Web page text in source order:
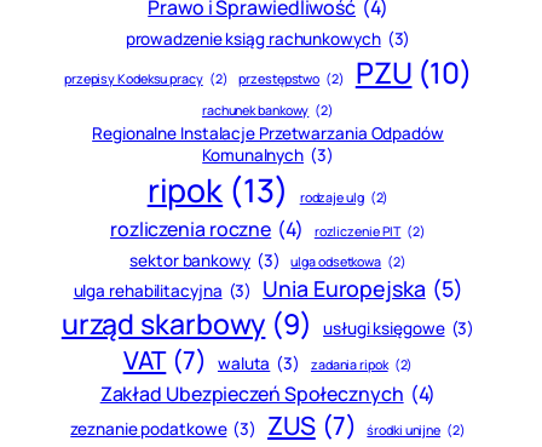
Prawo i Sprawiedliwość (4)
prowadzenie ksiąg rachunkowych (3)
przepisy Kodeksu pracy (2) przestępstwo (2) PZU (10)
rachunek bankowy (2)
Regionalne Instalacje Przetwarzania Odpadów
Komunalnych (3)
ripok (13) rodzaje ulg (2)
rozliczenia roczne (4) rozliczenie PIT (2)
sektor bankowy (3) ulga odsetkowa (2)
ulga rehabilitacyjna (3) Unia Europejska (5)
urząd skarbowy (9) usługi księgowe (3)
VAT (7) waluta (3) zadania ripok (2)
Zakład Ubezpieczeń Społecznych (4)
zeznanie podatkowe (3) ZUS (7) środki unijne (2)